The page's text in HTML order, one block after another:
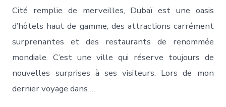
Cité remplie de merveilles, Dubaï est une oasis
d’hôtels haut de gamme, des attractions carrément
surprenantes et des restaurants de renommée
mondiale. C’est une ville qui réserve toujours de
nouvelles surprises à ses visiteurs. Lors de mon
dernier voyage dans …